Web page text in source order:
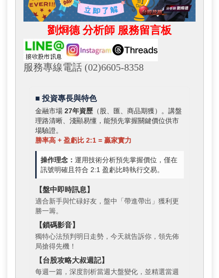
劉烱德 分析師 服務留言板
服務專線電話 (02)6605-8358
■ 投資專長與特色
金融市場 27年資歷 （股、匯、商品期獲）。講盤
理路清晰、淺顯易懂，能預先掌握關鍵價位供市
場驗證。
勝率高 + 盈虧比 2:1 = 贏家實力
操作理念： 運用技術分析預先掌握價位，僅在
訊號明確且符合 2:1 盈虧比時執行交易。
【盤中即時訊息】
適合新手與忙碌好友，盤中「帶進帶出」獲利更
勝一籌。
【鎖碼影音】
獨特心法預判明日走勢，今天就告訴你，領先佈
局搶得先機！
【台股攻略大叔週記】
每週一篇，深度剖析當週大盤變化，並精選當週